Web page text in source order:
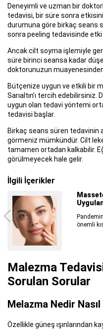
Deneyimli ve uzman bir
tedavisi, bir süre sonra
durumuna göre birkaç seans
sonra peeling tedavisinde etki
Ancak cilt soyma işlemiyle
süre birinci seansa kadar
doktorunuzun
Bütçenize uygun ve etkili bir
Sarıaltın’ı tercih
uygun olan tedavi yöntemi
tedavisi başlar.
Birkaç seans süren tedavinin
görmeniz mümkündür. Cilt
tamamen ortadan kalkabilir.
görülmeyecek hale gelir.
İlgili İçerikler
Cilt
Cilt
Malezma
Sorulan Sorular
Melazma Nedir
Özellikle güneş ışınlarından